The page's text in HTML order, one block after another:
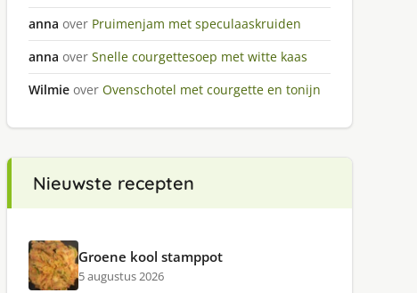
anna over Pruimenjam met speculaaskruiden
anna over Snelle courgettesoep met witte kaas
Wilmie over Ovenschotel met courgette en tonijn
Nieuwste recepten
Groene kool stamppot
5 augustus 2026